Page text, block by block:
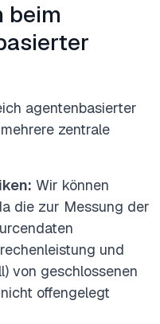
beim
agentenbasierter
zentrale
Wir können
die zur Messung der
und
von geschlossenen
offengelegt